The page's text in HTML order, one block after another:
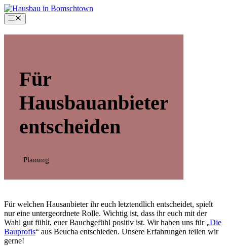
Zum
Inhalt
springen
Menü
Für
Hausbauanbieter
entscheiden
Planung
Für welchen Hausanbieter ihr euch letztendlich entscheidet, spielt
nur eine untergeordnete Rolle. Wichtig ist, dass ihr euch mit der
Wahl gut fühlt, euer Bauchgefühl positiv ist. Wir haben uns für „Die
Bauprofis“ aus Beucha entschieden. Unsere Erfahrungen teilen wir
gerne!